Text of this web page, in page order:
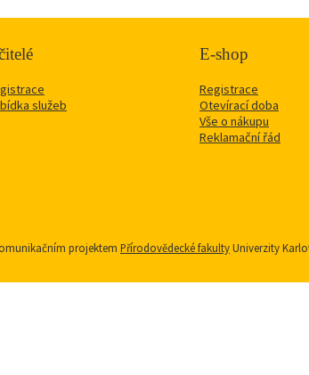
služeb
E-shop
Registrace
Otevírací doba
Vše o nákupu
Reklamační řád
projektem Přírodovědecké fakultyUniverzity